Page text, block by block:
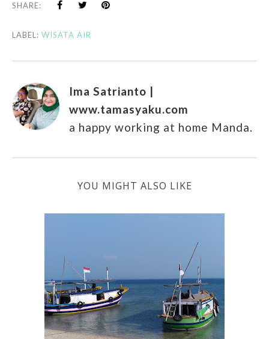
SHARE:
LABEL: WISATA AIR
Ima Satrianto |
www.tamasyaku.com
a happy working at home Manda.
YOU MIGHT ALSO LIKE